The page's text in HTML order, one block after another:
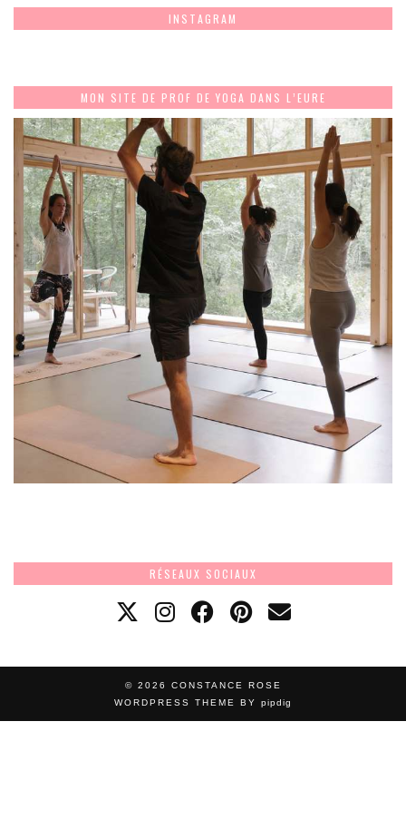
INSTAGRAM
MON SITE DE PROF DE YOGA DANS L’EURE
RÉSEAUX SOCIAUX
© 2026 CONSTANCE ROSE
WORDPRESS THEME BY pipdig